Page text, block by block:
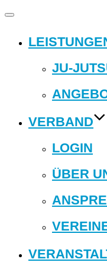
Navigation
JU-
VERBAND
LOGIN
ÜBER